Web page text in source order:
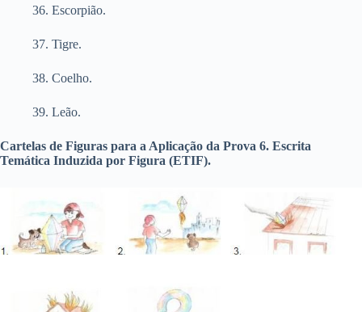
36. Escorpião.
37. Tigre.
38. Coelho.
39. Leão.
Cartelas de Figuras para a Aplicação da Prova 6. Escrita
Temática Induzida por Figura (ETIF).